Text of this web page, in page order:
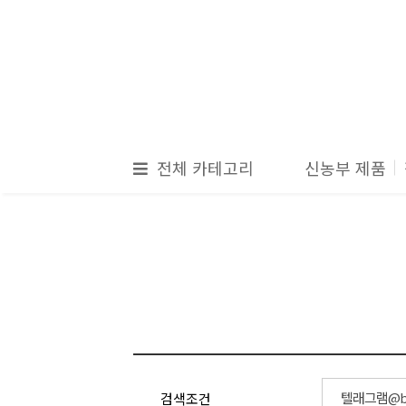
전체 카테고리 신농부 제품
검색조건